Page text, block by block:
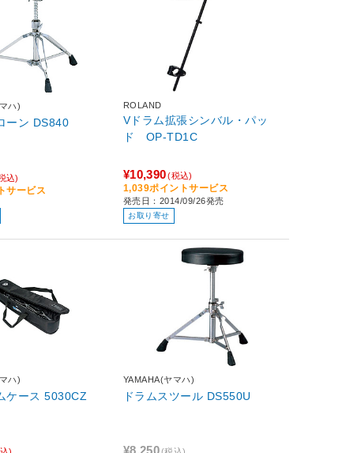
ハ)
ドラムスローン DS840
込)
サービス
ROLAND
Vドラム拡張シンバル・パッ
ド OP-TD1C
¥10,390(税込)
1,039ポイントサービス
発売日：2014/09/26発売
お取り寄せ
ハ)
ケース 5030CZ
YAMAHA(ヤマハ)
ドラムスツール DS550U
¥8,250